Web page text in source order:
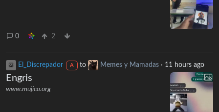
0 2
El_Discrepador A to Memes y Mamadas · 11 hours ago
Engris
www.mujico.org